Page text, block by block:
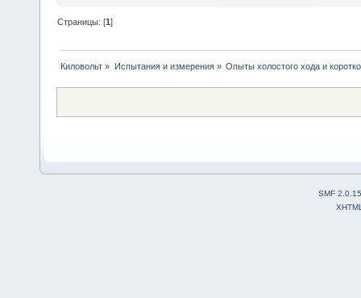
Страницы: [1]
Киловольт » Испытания и измерения» Опыты холостого хода и
SMF 2.0.15